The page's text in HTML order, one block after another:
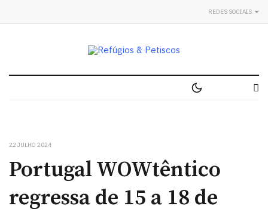
REDES SOCIAIS
22 JULHO 2024
Portugal WOWtêntico
regressa de 15 a 18 de